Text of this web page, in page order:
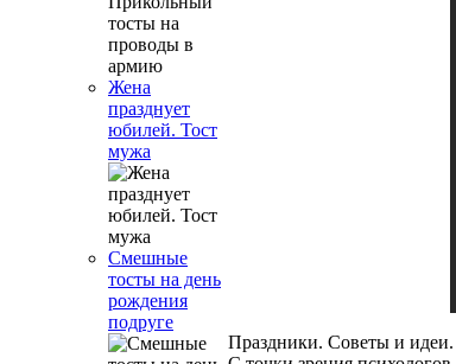
Жена
празднует
юбилей. Тост
мужа
Смешные
тосты на день
рождения
подруге
Праздники. Советы и